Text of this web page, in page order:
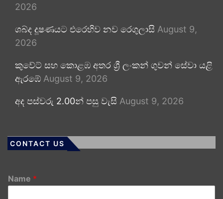
2026
ශබ්ද දූෂණයට එරෙහිව නව රෙගුලාසි August 9,
2026
කුවේට් සහ කොළඹ අතර ශ්‍රී ලංකන් ගුවන් සේවා යළි
ඇරඹේ August 9, 2026
අද පස්වරු 2.00න් පසු වැසි August 9, 2026
CONTACT US
Name *